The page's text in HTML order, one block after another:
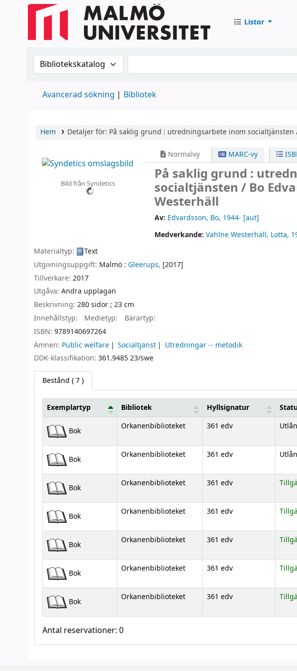
Listor
Sök i katalogen efter:Sök i katalogen
Avancerad sökning Bibliotek
Hem Detaljer för: På saklig grund : utredningsarbete inom socialtjänsten
Bild från Syndetics
Normalvy MARC-vy
På saklig grund :
socialtjänsten / Bo
Westerhäll
Av: Edvardsson, Bo, 1944- [aut]
Medverkande:Vahlne Westerhäll, Lotta,
Materialtyp:
Text
Utgivningsuppgift: Malmö : Gleerups, [2017]
Tillverkare: 2017
Utgåva: Andra upplagan
Beskrivning: 280 sidor ; 23 cm
Innehållstyp:
Medietyp:
Bärartyp:
ISBN: 9789140697264
Ämnen: Public welfare Socialtjänst
Utredningar -- metodik
DDK-klassifikation: 361.9485 23/swe
Bestånd ( 7 )
Bestånd
Exemplartyp Bibliotek Hyllsignatur
Bok Orkanenbiblioteket 361 edv
Bok Orkanenbiblioteket 361 edv
Bok Orkanenbiblioteket 361 edv
Bok Orkanenbiblioteket 361 edv
Bok Orkanenbiblioteket 361 edv
Bok Orkanenbiblioteket 361 edv
Bok Orkanenbiblioteket 361 edv
Antal reservationer: 0